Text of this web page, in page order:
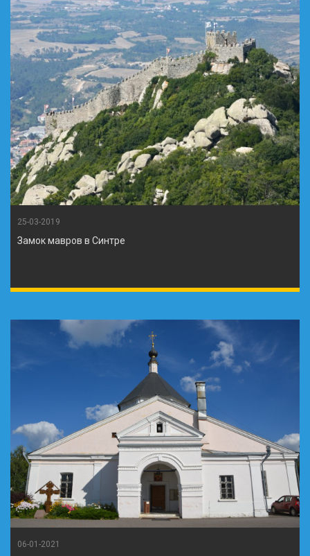
25-03-2019
Замок мавров в Синтре
06-01-2021